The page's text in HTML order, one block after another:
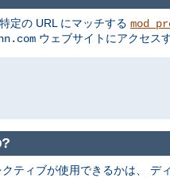
定の URL にマッチする
ウェブサイトにアクセス
ティブが使用できるかは、 デ